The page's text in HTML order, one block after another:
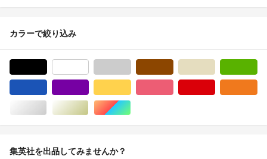
カラーで絞り込み
シルバー/銀色系ゴールド/金色系マルチカラー
集英社を出品してみませんか？